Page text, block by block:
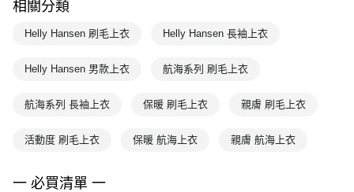
相關分類
Helly Hansen 刷毛上衣 Helly Hansen 長袖上衣
Helly Hansen 男款上衣 航海系列 刷毛上衣
航海系列 長袖上衣 保暖 刷毛上衣 親膚 刷毛上衣
活動度 刷毛上衣 保暖 航海上衣 親膚 航海上衣
一 必買清單 一